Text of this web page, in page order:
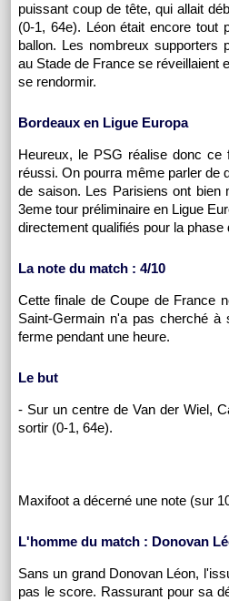
puissant coup de tête, qui allait
(0-1, 64e). Léon était encore tout
ballon. Les nombreux supporters
au Stade de France se réveillaient
se rendormir.
Bordeaux en Ligue Europa
Heureux, le PSG réalise donc ce
réussi. On pourra même parler de
de saison. Les Parisiens ont bien
3eme tour préliminaire en Ligue
directement qualifiés pour la
La note du match : 4/10
Cette finale de Coupe de France
Saint-Germain n'a pas cherché
ferme pendant une heure.
Le but
- Sur un centre de Van der Wiel,
sortir (0-1, 64e).
Maxifoot a décerné une note (sur
L'homme du match : Donovan
Sans un grand Donovan Léon,
pas le score. Rassurant pour sa